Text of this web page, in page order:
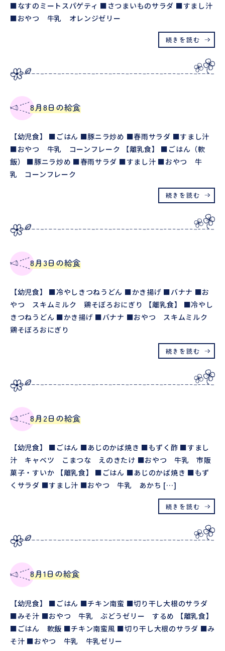
■なすのミートスパゲティ ■さつまいものサラダ ■すまし汁
■おやつ 牛乳 オレンジゼリー
続きを読む
8月8日の給食
【幼児食】 ■ごはん ■豚ニラ炒め ■春雨サラダ ■すまし汁
■おやつ 牛乳 コーンフレーク 【離乳食】 ■ごはん（軟
飯） ■豚ニラ炒め ■春雨サラダ ■すまし汁 ■おやつ 牛
乳 コーンフレーク
続きを読む
8月3日の給食
【幼児食】 ■冷やしきつねうどん ■かき揚げ ■バナナ ■お
やつ スキムミルク 鶏そぼろおにぎり 【離乳食】 ■冷やし
きつねうどん ■かき揚げ ■バナナ ■おやつ スキムミルク
鶏そぼろおにぎり
続きを読む
8月2日の給食
【幼児食】 ■ごはん ■あじのかば焼き ■もずく酢 ■すまし
汁 キャベツ こまつな えのきたけ ■おやつ 牛乳 市販
菓子・すいか 【離乳食】 ■ごはん ■あじのかば焼き ■もず
くサラダ ■すまし汁 ■おやつ 牛乳 あかち […]
続きを読む
8月1日の給食
【幼児食】 ■ごはん ■チキン南蛮 ■切り干し大根のサラダ
■みそ汁 ■おやつ 牛乳 ぶどうゼリー するめ 【離乳食】
■ごはん 軟飯 ■チキン南蛮風 ■切り干し大根のサラダ ■み
そ汁 ■おやつ 牛乳 牛乳ゼリー